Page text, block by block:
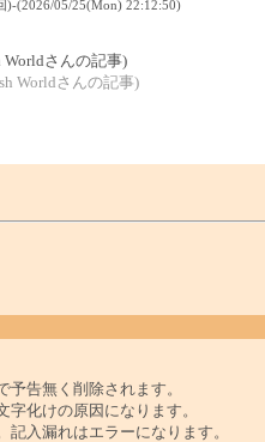
)-(2026/05/25(Mon) 22:12:50)
Worldさんの記事)
Worldさんの記事)
告無く削除されます。
化けの原因になります。
入漏れはエラーになります。